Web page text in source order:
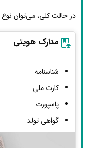
در حالت کلی، می‌توان
مدارک هویتی
شناسنامه
کارت ملی
پاسپورت
گواهی تولد